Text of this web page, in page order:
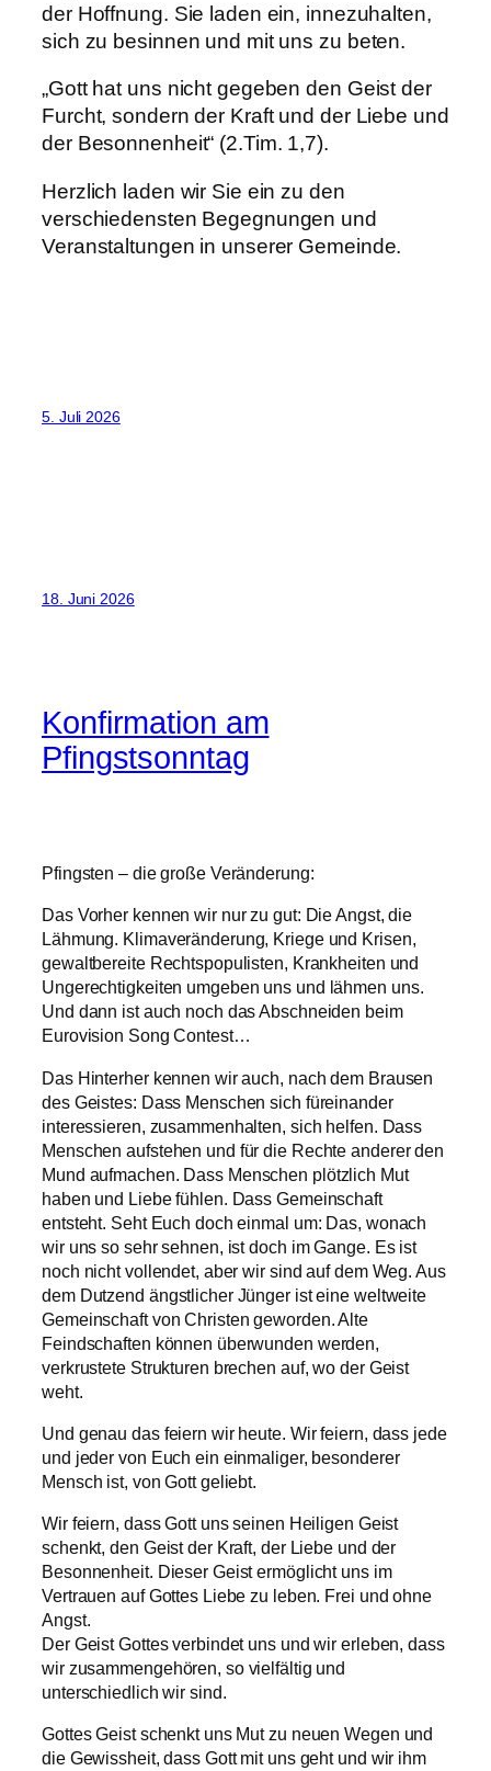
der Hoffnung. Sie laden ein, innezuhalten,
sich zu besinnen und mit uns zu beten.
„Gott hat uns nicht gegeben den Geist der
Furcht, sondern der Kraft und der Liebe und
der Besonnenheit“ (2.Tim. 1,7).
Herzlich laden wir Sie ein zu den
verschiedensten Begegnungen und
Veranstaltungen in unserer Gemeinde.
5. Juli 2026
18. Juni 2026
Konfirmation am
Pfingstsonntag
Pfingsten – die große Veränderung:
Das Vorher kennen wir nur zu gut: Die Angst, die
Lähmung. Klimaveränderung, Kriege und Krisen,
gewaltbereite Rechtspopulisten, Krankheiten und
Ungerechtigkeiten umgeben uns und lähmen uns.
Und dann ist auch noch das Abschneiden beim
Eurovision Song Contest…
Das Hinterher kennen wir auch, nach dem Brausen
des Geistes: Dass Menschen sich füreinander
interessieren, zusammenhalten, sich helfen. Dass
Menschen aufstehen und für die Rechte anderer den
Mund aufmachen. Dass Menschen plötzlich Mut
haben und Liebe fühlen. Dass Gemeinschaft
entsteht. Seht Euch doch einmal um: Das, wonach
wir uns so sehr sehnen, ist doch im Gange. Es ist
noch nicht vollendet, aber wir sind auf dem Weg. Aus
dem Dutzend ängstlicher Jünger ist eine weltweite
Gemeinschaft von Christen geworden. Alte
Feindschaften können überwunden werden,
verkrustete Strukturen brechen auf, wo der Geist
weht.
Und genau das feiern wir heute. Wir feiern, dass jede
und jeder von Euch ein einmaliger, besonderer
Mensch ist, von Gott geliebt.
Wir feiern, dass Gott uns seinen Heiligen Geist
schenkt, den Geist der Kraft, der Liebe und der
Besonnenheit. Dieser Geist ermöglicht uns im
Vertrauen auf Gottes Liebe zu leben. Frei und ohne
Angst.
Der Geist Gottes verbindet uns und wir erleben, dass
wir zusammengehören, so vielfältig und
unterschiedlich wir sind.
Gottes Geist schenkt uns Mut zu neuen Wegen und
die Gewissheit, dass Gott mit uns geht und wir ihm